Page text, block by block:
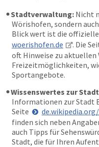
Stadtverwaltung: Nicht
Wörishofen, sondern
Blick wert ist die
woerishofen.de
. Die
oft Hinweise zu
Freizeitmöglichkeiten,
Sportangebote.
Wissenswertes zur
Informationen zur Stadt
Seite
finden sich neben
auch Tipps für
Stadt, die für Ihren